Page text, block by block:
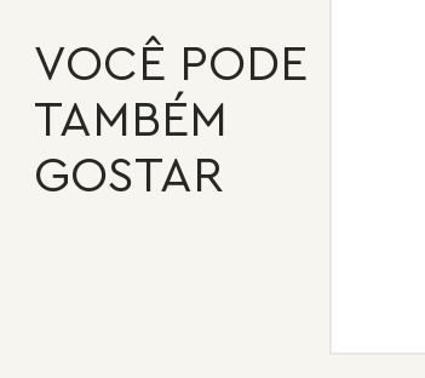
VOCÊ PODE
TAMBÉM
GOSTAR